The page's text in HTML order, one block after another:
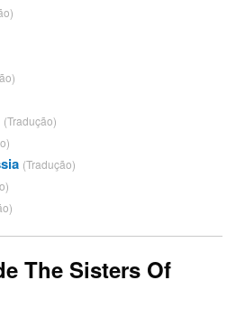
(Tradução)
(Tradução)
The Sisters Of